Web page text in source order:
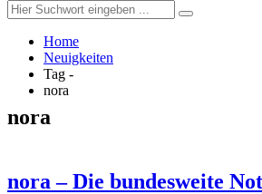
Home
Neuigkeiten
Tag -
nora
nora
nora – Die bundesweite